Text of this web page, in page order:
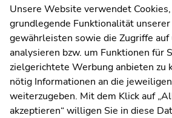
Kommunikation und
Moodle
UNIGRAZonline
Impressum
Datenschutzerklärung
Cookie-Einstellungen
Barrierefreiheitserklärung
Unsere Website verwendet
grundlegende Funktionalität
gewährleisten sowie die Zugriffe
analysieren bzw. um Funktionen für
zielgerichtete Werbung anbieten zu
nötig Informationen an die
weiterzugeben. Mit dem Klick auf
akzeptieren“ willigen Sie in diese